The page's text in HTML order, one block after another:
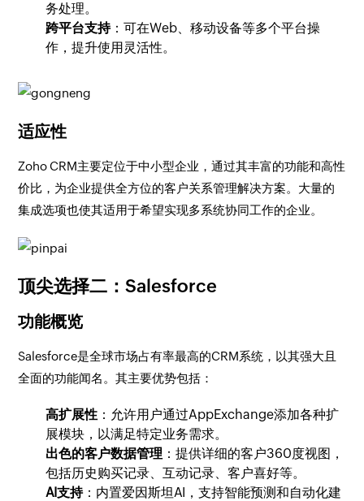
务处理。
跨平台支持：可在Web、移动设备等多个平台操
作，提升使用灵活性。
适应性
Zoho CRM主要定位于中小型企业，通过其丰富的功能和高性
价比，为企业提供全方位的客户关系管理解决方案。大量的
集成选项也使其适用于希望实现多系统协同工作的企业。
顶尖选择二：Salesforce
功能概览
Salesforce是全球市场占有率最高的CRM系统，以其强大且
全面的功能闻名。其主要优势包括：
高扩展性 ：允许用户通过AppExchange添加各种扩
展模块，以满足特定业务需求。
出色的客户数据管理 ：提供详细的客户360度视图，
包括历史购买记录、互动记录、客户喜好等。
AI支持：内置爱因斯坦AI，支持智能预测和自动化建